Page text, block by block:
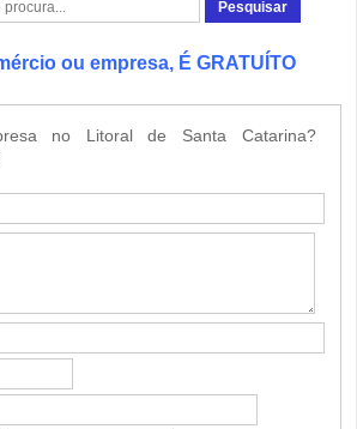
ou empresa, É GRATUÍTO
no Litoral de Santa Catarina?